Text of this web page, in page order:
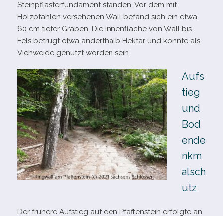
Steinpflasterfundament stan­den. Vor dem mit
Holzpfählen ver­se­he­nen Wall befand sich ein etwa
60 cm tie­fer Graben. Die Innenfläche von Wall bis
Fels betrugt etwa andert­halb Hektar und könnte als
Viehweide genutzt wor­den sein.
Aufs
tieg
und
Bod
ende
nkm
alsch
utz
Der frü­here Aufstieg auf den Pfaffenstein erfolgte an